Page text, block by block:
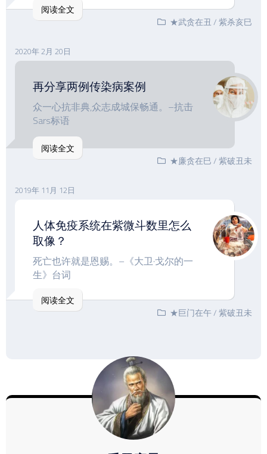
阅读全文
★武贪在丑/紫杀亥巳
2020年 2月 20日
再分享两例传染病案例
众一心抗非典,众志成城保畅通。–抗击
Sars标语
阅读全文
★廉贪在巳/紫破丑未
2019年 11月 12日
人体免疫系统在紫微斗数里怎么
取像？
死亡也许就是恩赐。–《大卫·戈尔的一
生》台词
阅读全文
★巨门在午/紫破丑未